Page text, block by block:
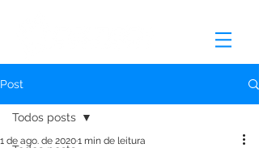
Post
Todos posts
1 de ago. de 20201 min de leitura